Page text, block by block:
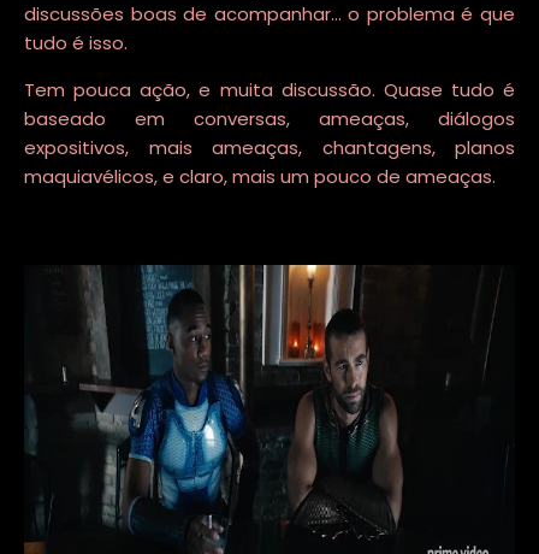
discussões boas de acompanhar... o problema é que
tudo é isso.
Tem pouca ação, e muita discussão. Quase tudo é
baseado em conversas, ameaças, diálogos
expositivos, mais ameaças, chantagens, planos
maquiavélicos, e claro, mais um pouco de ameaças.